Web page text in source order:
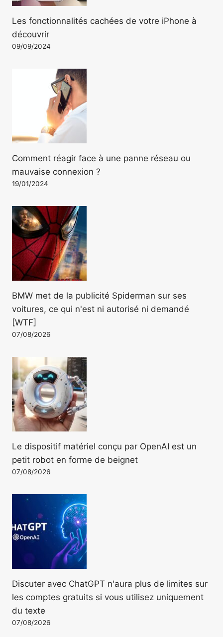
Les fonctionnalités cachées de votre iPhone à
découvrir
09/09/2024
Comment réagir face à une panne réseau ou
mauvaise connexion ?
19/01/2024
BMW met de la publicité Spiderman sur ses
voitures, ce qui n'est ni autorisé ni demandé
[WTF]
07/08/2026
Le dispositif matériel conçu par OpenAI est un
petit robot en forme de beignet
07/08/2026
Discuter avec ChatGPT n'aura plus de limites sur
les comptes gratuits si vous utilisez uniquement
du texte
07/08/2026